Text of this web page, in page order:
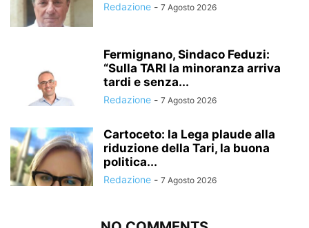
Redazione - 7 Agosto 2026
Fermignano, Sindaco Feduzi:
“Sulla TARI la minoranza arriva
tardi e senza...
Redazione - 7 Agosto 2026
Cartoceto: la Lega plaude alla
riduzione della Tari, la buona
politica...
Redazione - 7 Agosto 2026